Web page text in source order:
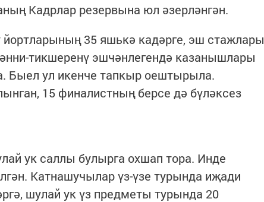
Кадрлар резервына юл әзерләнгән.
йортларының 35 яшькә кадәрге, эш стажлары
тикшеренү эшчәнлегендә казанышлары
Быел ул икенче тапкыр оештырыла.
15 финалистның берсе дә бүләксез
ук саллы булырга охшап тора. Инде
Катнашучылар үз-үзе турында иҗади
шулай ук үз предметы турында 20